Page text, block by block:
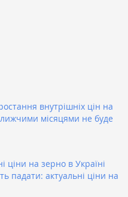
внутрішніх цін на
місяцями не буде
ціни на зерно в Україні
падати: актуальні ціни на